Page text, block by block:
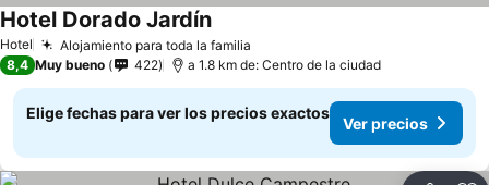
Hotel Alojamiento para toda la familia
Hotel Dorado Jardín
8,4 Muy bueno 422 a 1.8 km de: Centro de la ciudad
Elige fechas para ver los precios exactos
Ver precios